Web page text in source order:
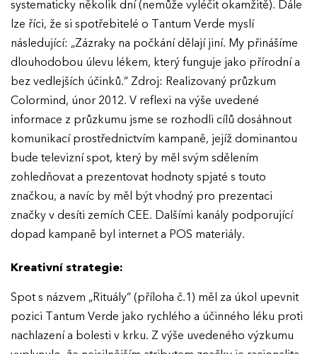
EFFIE 2026
O EFFIE
AKTUALITY
VÝSLEDKY
Ročník 2024
GALERIE
KONTAKTY
systematicky několik dní (nemůže vyléčit okamžitě). Dále
lze říci, že si spotřebitelé o Tantum Verde myslí
následující: „Zázraky na počkání dělají jiní. My přinášíme
dlouhodobou úlevu lékem, který funguje jako přírodní a
bez vedlejších účinků.“ Zdroj: Realizovaný průzkum
Colormind, únor 2012. V reflexi na výše uvedené
informace z průzkumu jsme se rozhodli cílů dosáhnout
komunikací prostřednictvím kampaně, jejíž dominantou
bude televizní spot, který by měl svým sdělením
zohledňovat a prezentovat hodnoty spjaté s touto
značkou, a navíc by měl být vhodný pro prezentaci
značky v desíti zemích CEE. Dalšími kanály podporující
dopad kampaně byl internet a POS materiály.
Kreativní strategie:
Spot s názvem „Rituály“ (příloha č.1) měl za úkol upevnit
pozici Tantum Verde jako rychlého a účinného léku proti
nachlazení a bolesti v krku. Z výše uvedeného výzkumu